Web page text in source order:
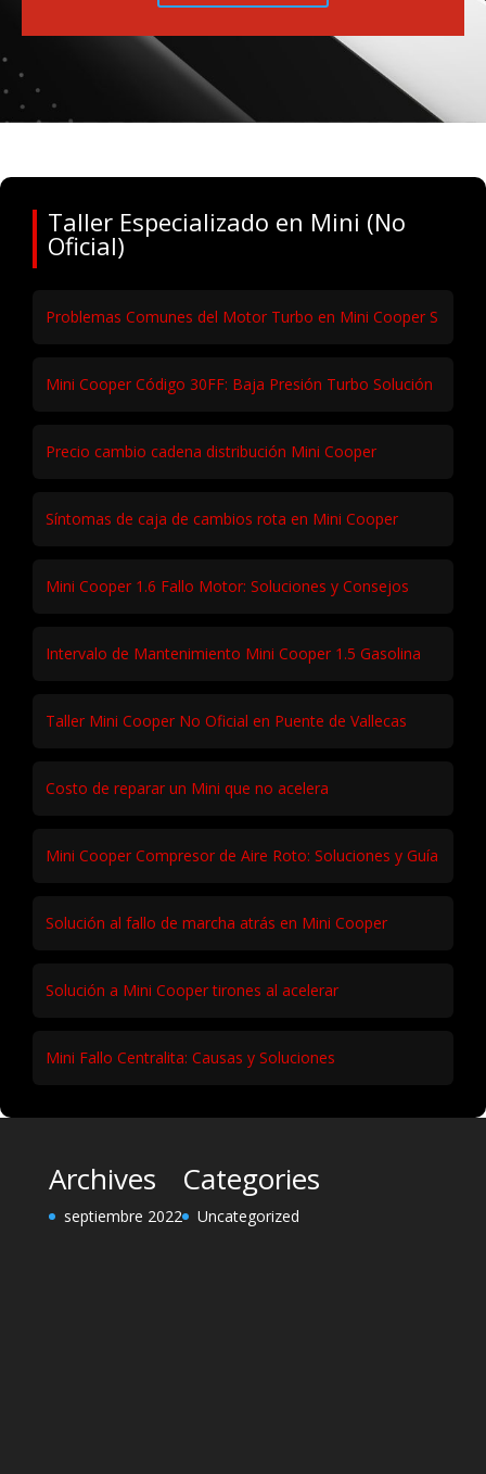
Taller Especializado en Mini (No
Oficial)
Problemas Comunes del Motor Turbo en Mini Cooper S
Mini Cooper Código 30FF: Baja Presión Turbo Solución
Precio cambio cadena distribución Mini Cooper
Síntomas de caja de cambios rota en Mini Cooper
Mini Cooper 1.6 Fallo Motor: Soluciones y Consejos
Intervalo de Mantenimiento Mini Cooper 1.5 Gasolina
Taller Mini Cooper No Oficial en Puente de Vallecas
Costo de reparar un Mini que no acelera
Mini Cooper Compresor de Aire Roto: Soluciones y Guía
Solución al fallo de marcha atrás en Mini Cooper
Solución a Mini Cooper tirones al acelerar
Mini Fallo Centralita: Causas y Soluciones
Archives
septiembre 2022
Categories
Uncategorized